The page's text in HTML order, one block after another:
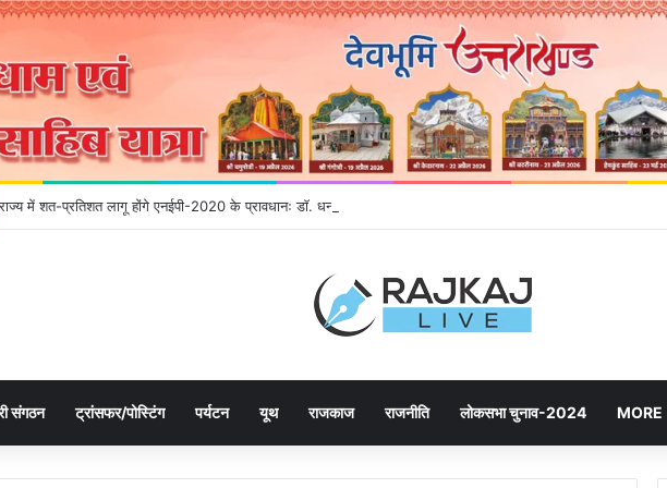
राज्य में शत-प्रतिशत लागू होंगे एनईपी-2020 के प्रावधानः डाॅ. धन सिंह रावत
संगठन ट्रांसफर/पोस्टिंग पर्यटन यूथ राजकाज राजनीति लोकसभा चुनाव-2024 MORE